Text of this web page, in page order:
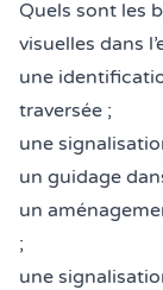
Quels sont les
visuelles dans
une
traversée ;
une
un guidage
un
;
une